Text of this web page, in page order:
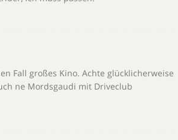
Fall großes Kino. Achte glücklicherweise
ne Mordsgaudi mit Driveclub